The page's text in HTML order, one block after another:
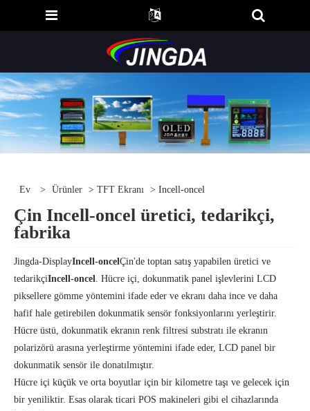
Ev > Ürünler >TFT Ekranı > Incell-oncel
Çin Incell-oncel üretici, tedarikçi,
fabrika
Jingda-DisplayIncell-oncelÇin'de toptan satış yapabilen üretici ve
tedarikçiIncell-oncel. Hücre içi, dokunmatik panel işlevlerini LCD
piksellere gömme yöntemini ifade eder ve ekranı daha ince ve daha
hafif hale getirebilen dokunmatik sensör fonksiyonlarını yerleştirir.
Hücre üstü, dokunmatik ekranın renk filtresi substratı ile ekranın
polarizörü arasına yerleştirme yöntemini ifade eder, LCD panel bir
dokunmatik sensör ile donatılmıştır.
Hücre içi küçük ve orta boyutlar için bir kilometre taşı ve gelecek için
bir yeniliktir. Esas olarak ticari POS makineleri gibi el cihazlarında